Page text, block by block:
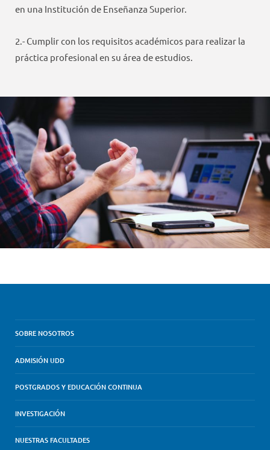
en una Institución de Enseñanza Superior.
2.- Cumplir con los requisitos académicos para realizar la
práctica profesional en su área de estudios.
SOBRE NOSOTROS
ADMISIÓN UDD
POSTGRADOS Y EDUCACIÓN CONTINUA
INVESTIGACIÓN
NUESTRAS FACULTADES